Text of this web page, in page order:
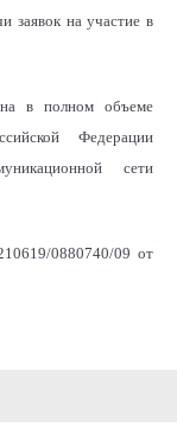
заявок на участие в
в полном объеме
Федерации
сети
0880740/09 от